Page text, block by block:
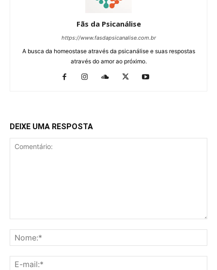
Fãs da Psicanálise
https://www.fasdapsicanalise.com.br
A busca da homeostase através da psicanálise e suas respostas
através do amor ao próximo.
DEIXE UMA RESPOSTA